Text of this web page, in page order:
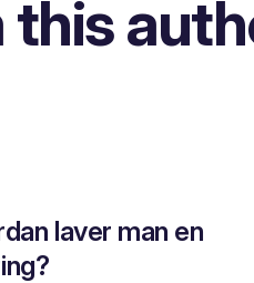
this
laver man en